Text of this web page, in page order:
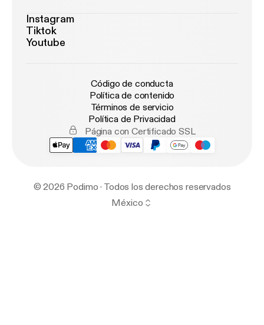
Instagram
Tiktok
Youtube
Código de conducta
Política de contenido
Términos de servicio
Política de Privacidad
Página con Certificado SSL
© 2026 Podimo · Todos los derechos reservados
México